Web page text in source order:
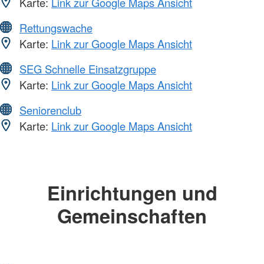
Rettungswache
Karte: Link zur Google Maps Ansicht
SEG Schnelle Einsatzgruppe
Karte: Link zur Google Maps Ansicht
Seniorenclub
Karte: Link zur Google Maps Ansicht
Einrichtungen und
Gemeinschaften